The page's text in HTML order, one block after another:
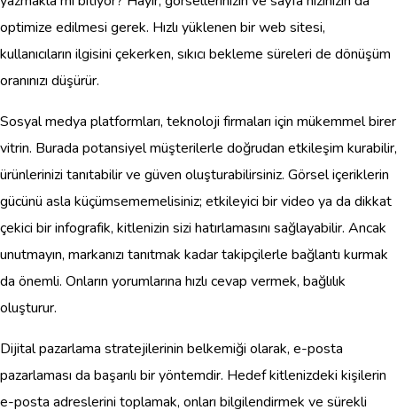
optimize edilmesi gerek. Hızlı yüklenen bir web sitesi,
kullanıcıların ilgisini çekerken, sıkıcı bekleme süreleri de dönüşüm
oranınızı düşürür.
Sosyal medya platformları, teknoloji firmaları için mükemmel birer
vitrin. Burada potansiyel müşterilerle doğrudan etkileşim kurabilir,
ürünlerinizi tanıtabilir ve güven oluşturabilirsiniz. Görsel içeriklerin
gücünü asla küçümsememelisiniz; etkileyici bir video ya da dikkat
çekici bir infografik, kitlenizin sizi hatırlamasını sağlayabilir. Ancak
unutmayın, markanızı tanıtmak kadar takipçilerle bağlantı kurmak
da önemli. Onların yorumlarına hızlı cevap vermek, bağlılık
oluşturur.
Dijital pazarlama stratejilerinin belkemiği olarak, e-posta
pazarlaması da başarılı bir yöntemdir. Hedef kitlenizdeki kişilerin
e-posta adreslerini toplamak, onları bilgilendirmek ve sürekli